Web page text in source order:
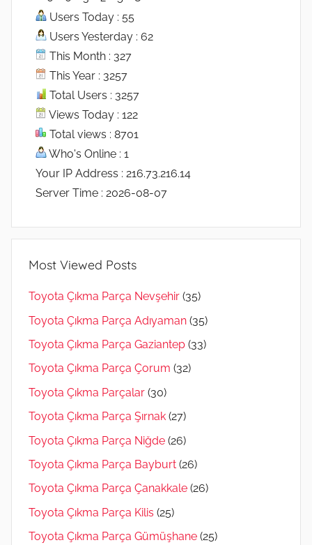
Users Today : 55
Users Yesterday : 62
This Month : 327
This Year : 3257
Total Users : 3257
Views Today : 122
Total views : 8701
Who's Online : 1
Your IP Address : 216.73.216.14
Server Time : 2026-08-07
Most Viewed Posts
Toyota Çıkma Parça Nevşehir (35)
Toyota Çıkma Parça Adıyaman (35)
Toyota Çıkma Parça Gaziantep (33)
Toyota Çıkma Parça Çorum (32)
Toyota Çıkma Parçalar (30)
Toyota Çıkma Parça Şırnak (27)
Toyota Çıkma Parça Niğde (26)
Toyota Çıkma Parça Bayburt (26)
Toyota Çıkma Parça Çanakkale (26)
Toyota Çıkma Parça Kilis (25)
Toyota Çıkma Parça Gümüşhane (25)